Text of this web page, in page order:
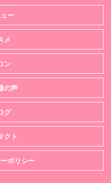
ー
メ
ン
の声
グ
クト
ポリシー